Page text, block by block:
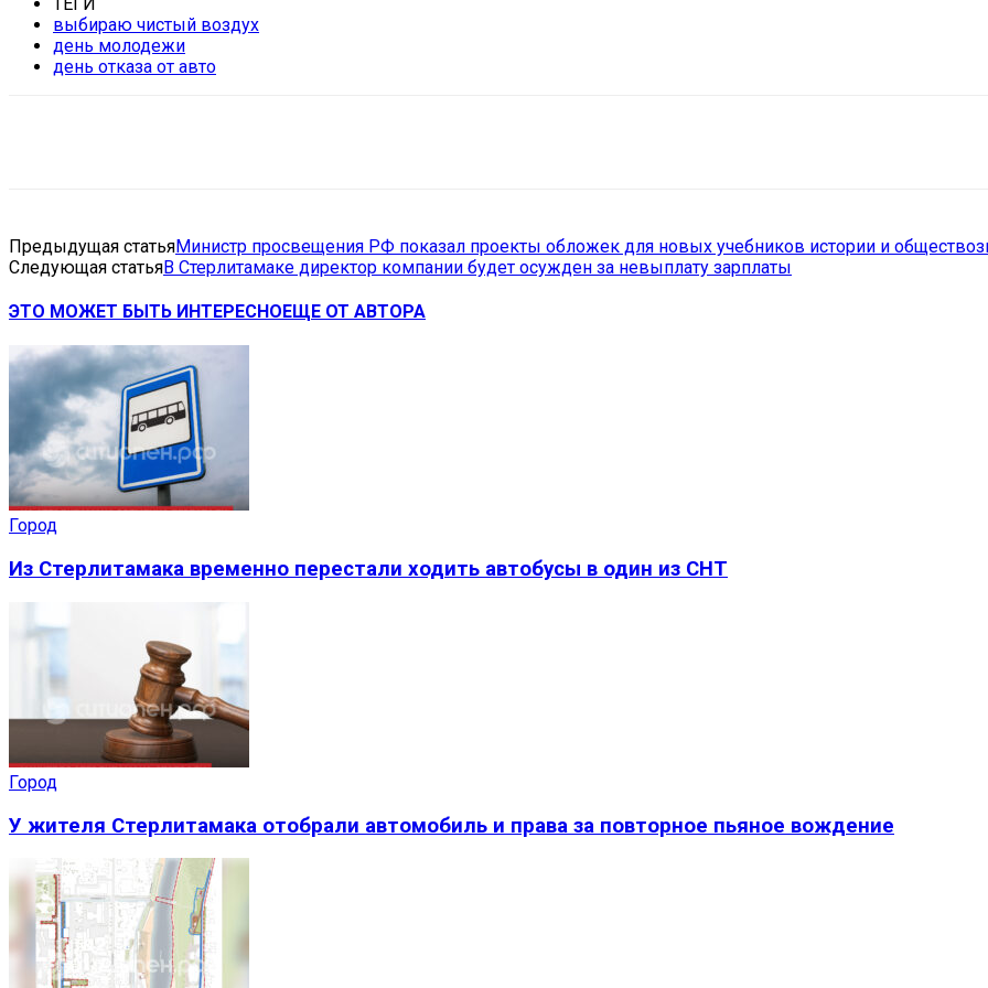
выбираю чистый воздух
день молодежи
день отказа от авто
Предыдущая статьяМинистр просвещения РФ показал проекты обложек для новых учебников истории и
Следующая статьяВ Стерлитамаке директор компании будет осужден за невыплату зарплаты
ЭТО МОЖЕТ БЫТЬ ИНТЕРЕСНОЕЩЕ ОТ АВТОРА
Город
Из Стерлитамака временно перестали ходить автобусы в один из СНТ
Город
У жителя Стерлитамака отобрали автомобиль и права за повторное пьяное вождение